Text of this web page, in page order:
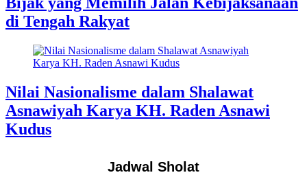
di Tengah Rakyat
Nilai Nasionalisme dalam Shalawat
Asnawiyah Karya KH. Raden Asnawi
Kudus
Jadwal Sholat